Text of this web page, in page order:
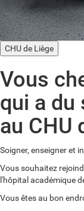
CHU de Liège
Vous
qui a du
au CHU
Soigner, enseigner et
Vous souhaitez
l'hôpital académique
Vous êtes au bon